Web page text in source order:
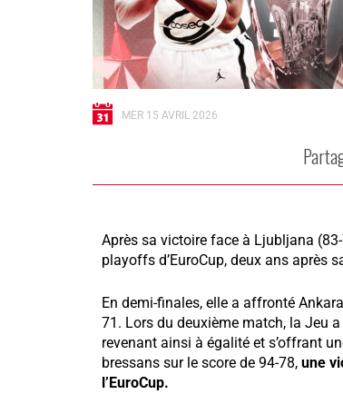
MER 15 AVRIL 2026
Après sa victoire face à Ljubljana
playoffs d’EuroCup, deux ans après
En demi-finales, elle a affronté
71. Lors du deuxième match, la Jeu
revenant ainsi à égalité et s’offrant
bressans sur le score de 94-78, une
l’EuroCup.